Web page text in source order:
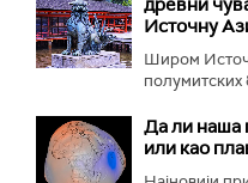
Источну
Широм
полумитских
Да ли наша
или као